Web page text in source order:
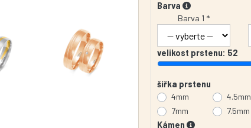
Barva
Barva 1 *
velikost prstenu: 52
šířka prstenu
4mm
4.5mm
7mm
7.5mm
Kámen